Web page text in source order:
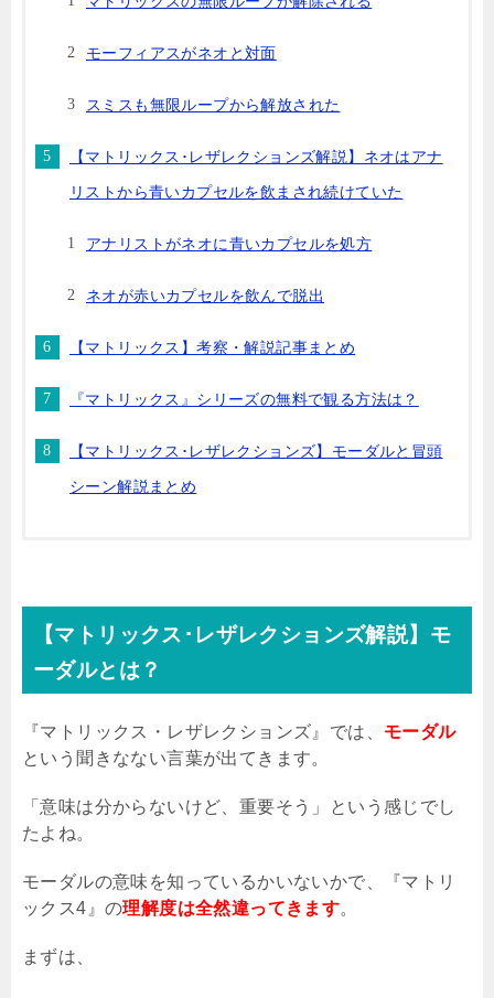
モーフィアスがネオと対面
スミスも無限ループから解放された
【マトリックス･レザレクションズ解説】ネオはアナ
リストから青いカプセルを飲まされ続けていた
アナリストがネオに青いカプセルを処方
ネオが赤いカプセルを飲んで脱出
【マトリックス】考察・解説記事まとめ
『マトリックス』シリーズの無料で観る方法は？
【マトリックス･レザレクションズ】モーダルと冒頭
シーン解説まとめ
【マトリックス･レザレクションズ解説】モ
ーダルとは？
『マトリックス・レザレクションズ』では、 モーダル
という聞きなない言葉が出てきます。
「意味は分からないけど、重要そう」という感じでし
たよね。
モーダルの意味を知っているかいないかで、『マトリ
ックス4 』の理解度は全然違ってきます。
まずは、